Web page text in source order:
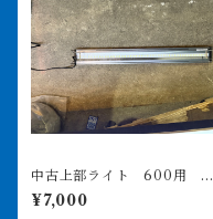
中古上部ライト 600用 エ
イのテンニングなどに 店頭
引き取り
¥7,000